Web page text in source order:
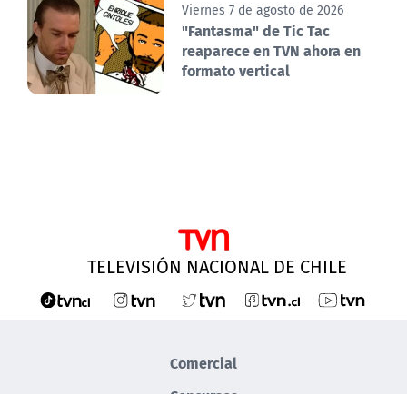
Viernes 7 de agosto de 2026
"Fantasma" de Tic Tac
reaparece en TVN ahora en
formato vertical
TELEVISIÓN NACIONAL DE CHILE
Comercial